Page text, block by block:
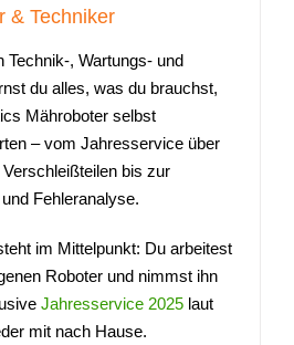
& Techniker
Technik-, Wartungs- und
du alles, was du brauchst,
Mähroboter selbst
– vom Jahresservice über
bis zur
Fehleranalyse.
im Mittelpunkt: Du arbeitest
Roboter und nimmst ihn
Jahresservice 2025laut
mit nach Hause.